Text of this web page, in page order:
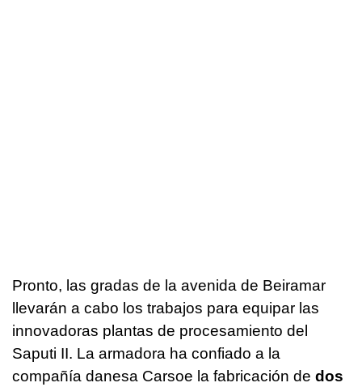
Pronto, las gradas de la avenida de Beiramar
llevarán a cabo los trabajos para equipar las
innovadoras plantas de procesamiento del
Saputi II. La armadora ha confiado a la
compañía danesa Carsoe la fabricación de dos